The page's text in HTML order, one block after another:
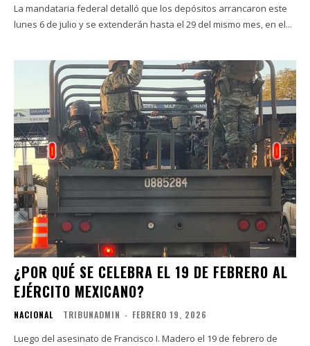
La mandataria federal detalló que los depósitos arrancaron este
lunes 6 de julio y se extenderán hasta el 29 del mismo mes, en el...
¿POR QUÉ SE CELEBRA EL 19 DE FEBRERO AL
EJÉRCITO MEXICANO?
NACIONAL TRIBUNADMIN - FEBRERO 19, 2026
Luego del asesinato de Francisco I. Madero el 19 de febrero de